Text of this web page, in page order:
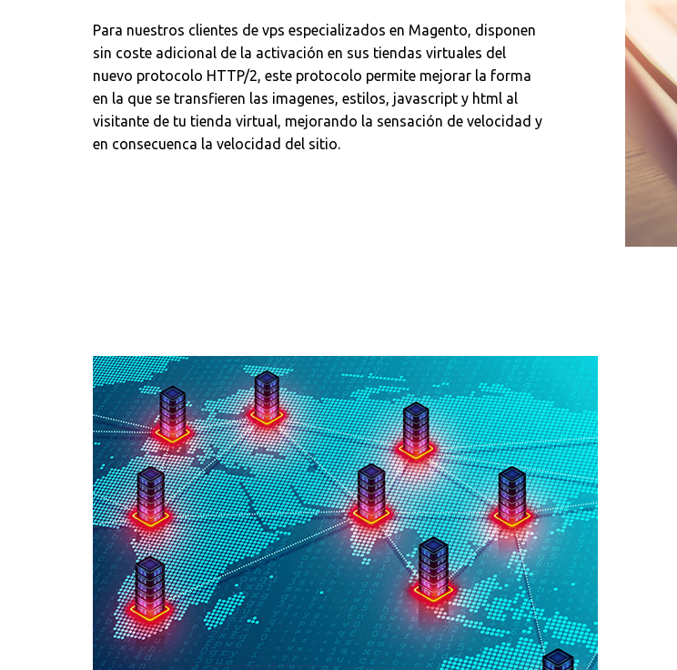
Para nuestros clientes de vps especializados en Magento, disponen
sin coste adicional de la activación en sus tiendas virtuales del
nuevo protocolo HTTP/2, este protocolo permite mejorar la forma
en la que se transfieren las imagenes, estilos, javascript y html al
visitante de tu tienda virtual, mejorando la sensación de velocidad y
en consecuenca la velocidad del sitio.